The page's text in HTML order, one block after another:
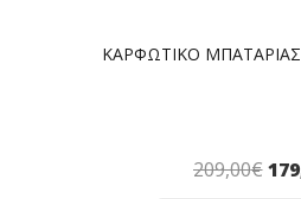
ΚΑΡΦΩΤΙΚΟ ΜΠΑΤΑΡΙΑΣ
209,00€